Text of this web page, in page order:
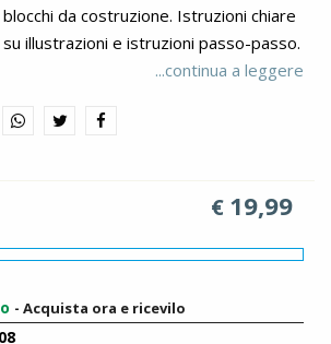
da costruzione. Istruzioni chiare
illustrazioni e istruzioni passo-passo.
del modello (L x P x A): 17,5 cm
...continua a leggere
€ 19,99
- Acquista ora e ricevilo